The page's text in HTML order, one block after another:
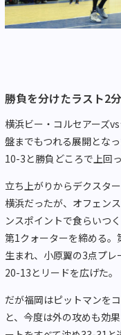
勝負を分けたラスト2
横浜ビー・コルセアーズ
盤までもつれる展開とな
10-3と勝負どころで上回
立ち上がりからデクスタ
横浜だったが、オフェン
ンスポイントで食らいつ
第1クォーターを締める
生まれ、小原翼の3点プ
20-13とリードを広げた。
だが福岡はピットマンを
と、今度は外の攻めも効